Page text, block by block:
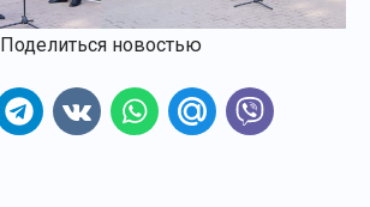
Поделиться новостью